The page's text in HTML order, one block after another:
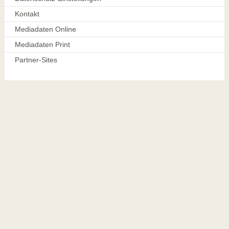
Kontakt
Mediadaten Online
Mediadaten Print
Partner-Sites